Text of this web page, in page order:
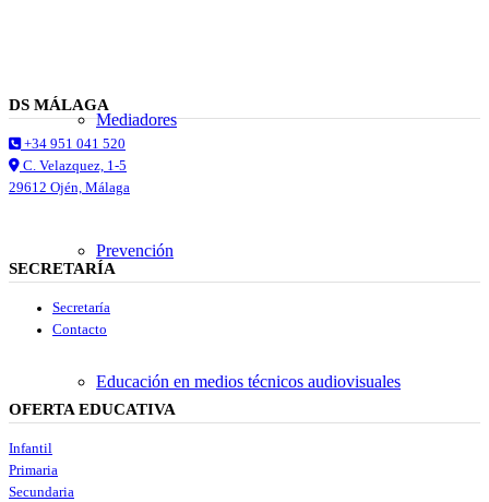
Mediadores
Prevención
Educación en medios técnicos audiovisuales
DS MÁLAGA
+34 951 041 520
C. Velazquez, 1-5
29612 Ojén, Málaga
SECRETARÍA
Secretaría
Contacto
OFERTA EDUCATIVA
Infantil
Primaria
Secundaria